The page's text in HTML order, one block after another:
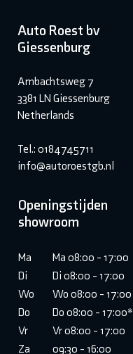
Auto Roest bv
Giessenburg
Ambachtsweg 7
3381 LN Giessenburg
Netherlands
Tel.: 0184745711
info@autoroestgb.nl
Openingstijden
showroom
Ma
Ma 08:00 - 17:00
Di
Di 08:00 - 17:00
Wo
Wo 08:00 - 17:00
Do
Do 08:00 - 17:00*
Vr
Vr 08:00 - 17:00
Za
09:30 - 16:00